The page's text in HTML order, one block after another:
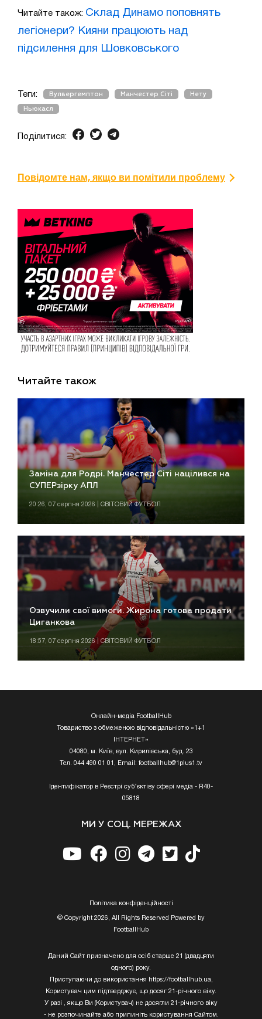
Читайте також: Склад Динамо поповнять
легіонери? Кияни працюють над
підсилення для Шовковського
Теги: Вулвергемптон Манчестер Сіті Нету
Ньюкасл
Поділитися:
Повідомте нам, якщо ви помітили проблему
Читайте також
Заміна для Родрі. Манчестер Сіті націлився на
СУПЕРзірку АПЛ
20:26, 07 серпня 2026 | СВІТОВИЙ ФУТБОЛ
Озвучили свої вимоги. Жирона готова продати
Циганкова
18:57, 07 серпня 2026 | СВІТОВИЙ ФУТБОЛ
Онлайн-медіа FootballHub
Товариство з обмеженою відповідальністю «1+1
ІНТЕРНЕТ»
04080, м. Київ, вул. Кирилівська, буд. 23
Тел. 044 490 01 01, Email: footballhub@1plus1.tv
Ідентифікатор в Реєстрі суб’єктіву сфері медіа - R40-
05818
МИ У СОЦ. МЕРЕЖАХ
Полiтика конфiденцiйностi
© Copyright 2026, All Rights Reserved Powered by
FootballHub
Даний Сайт призначено для осіб старше 21 (двадцяти
одного) року.
Приступаючи до використання https://footballhub.ua,
Користувач цим підтверджує, що досяг 21-річного віку.
У разі , якщо Ви (Користувач) не досягли 21-річного віку
- не розпочинайте або припиніть користування Сайтом.